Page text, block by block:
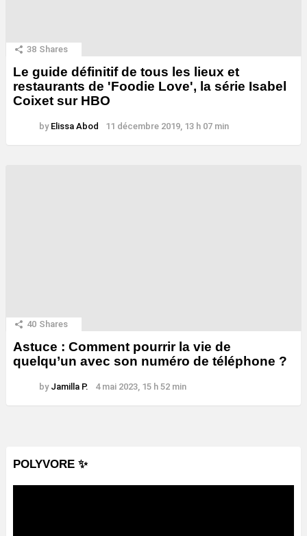
38 Shares
Le guide définitif de tous les lieux et
restaurants de 'Foodie Love', la série Isabel
Coixet sur HBO
by Elissa Abod 11 décembre 2019, 13 h 07 min
40 Shares
Astuce : Comment pourrir la vie de
quelqu’un avec son numéro de téléphone ?
by Jamilla P. 4 mai 2023, 15 h 52 min
POLYVORE ✨